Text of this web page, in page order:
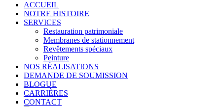
ACCUEIL
NOTRE HISTOIRE
SERVICES
Restauration patrimoniale
Membranes de stationnement
Revêtements spéciaux
Peinture
NOS RÉALISATIONS
DEMANDE DE SOUMISSION
BLOGUE
CARRIÈRES
CONTACT